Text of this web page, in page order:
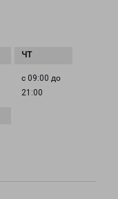
с 09:00 до
21:00